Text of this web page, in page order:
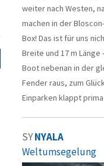
weiter nach Westen,
machen in der
Box! Das ist für uns
Breite und 17 m Länge
Boot nebenan in der
Fender raus, zum
Einparken klappt prima
SYNYALA
Weltumsegelung